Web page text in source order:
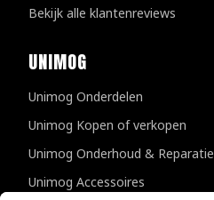
Bekijk alle klantenreviews
UNIMOG
Unimog Onderdelen
Unimog Kopen of verkopen
Unimog Onderhoud & Reparatie
Unimog Accessoires